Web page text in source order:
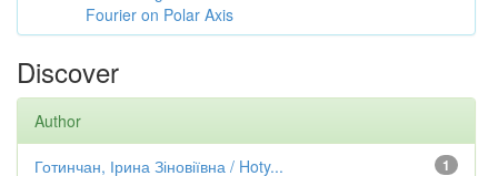
Fourier on Polar Axis
Discover
Author
1
Готинчан, Ірина Зіновіївна / Hoty...